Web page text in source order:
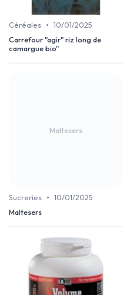
Céréales • 10/01/2025
Carrefour "agir" riz long de
camargue bio"
Maltesers
Sucreries • 10/01/2025
Maltesers